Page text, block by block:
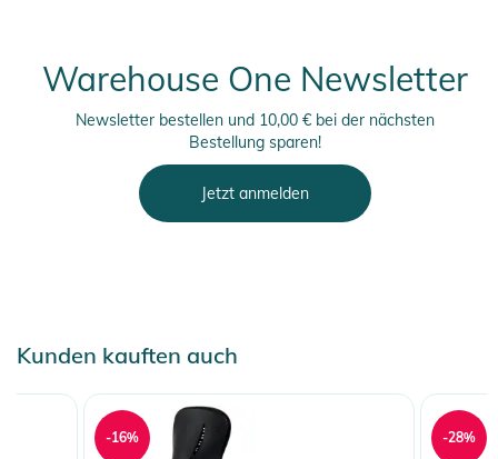
Warehouse One Newsletter
Newsletter bestellen und 10,00 € bei der nächsten
Bestellung sparen!
Jetzt anmelden
Kunden kauften auch
-16% -28%